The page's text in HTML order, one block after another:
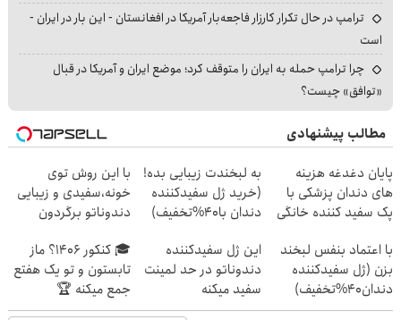
ترامپ در حال تکرار کارزار فاجعه‌بار آمریکا در افغانستان - این بار در ایران -
است
چرا ترامپ حمله به ایران را متوقف کرد؛ موضع ایران و آمریکا در قبال
«توافق» چیست؟
مطالب پیشنهادی
پایان دغدغه هزینه
های دندان پزشکی با
پک سفید کننده خانگی
به لبخندت زیبایی بده!
(خرید ژل سفیدکننده
دندان با40%تخفیف)
با این روش توی
خونه،سفیدی و زیبایی
دندوناتو برگردون
با اعتماد بنفس لبخند
بزن (ژل سفیدکننده
دندان40%تخفیف)
این ژل سفیدکننده
دندوناتو در حد لمینت
سفید میکنه
(40%تخفیف)
🎓 کنکور ۱۴۰6؟ ماز
تابستون و تو یک هفتع
جمع میکنه 🏆